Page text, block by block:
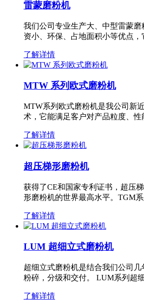
雷蒙磨粉机
我们公司专业生产大、中型雷蒙
资小、环保、占地面积小等优点
了解详情
MTW 系列欧式磨粉机
MTW系列欧式磨粉机是我公司新
术，它能满足客户对产品粒度、
了解详情
超压梯形磨粉机
获得了CE和国家专利证书，超压
形磨粉机的世界最高水平。TGM
了解详情
LUM 超细立式磨粉机
超细立式磨粉机是结合我们公司
粉碎，分级和交付。 LUM系列超
了解详情